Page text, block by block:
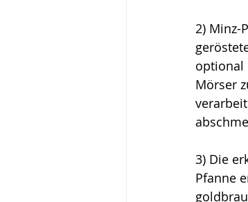
2) Minz-
optional
Mörser
3) Die
Pfanne